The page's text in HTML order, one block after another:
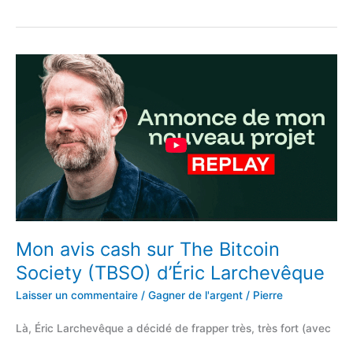
sur
le
patrimoine
ménages
Mon avis cash sur The Bitcoin
Society (TBSO) d’Éric Larchevêque
Laisser un commentaire / Gagner de l'argent / Pierre
Là, Éric Larchevêque a décidé de frapper très, très fort (avec